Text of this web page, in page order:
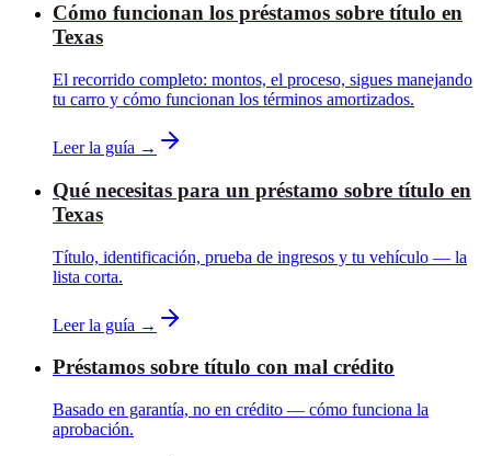
Cómo funcionan los préstamos sobre título en
Texas
El recorrido completo: montos, el proceso, sigues manejando
tu carro y cómo funcionan los términos amortizados.
Leer la guía →
Qué necesitas para un préstamo sobre título en
Texas
Título, identificación, prueba de ingresos y tu vehículo — la
lista corta.
Leer la guía →
Préstamos sobre título con mal crédito
Basado en garantía, no en crédito — cómo funciona la
aprobación.